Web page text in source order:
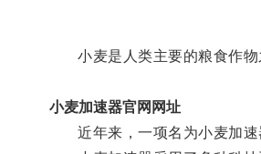
小麦是人类主要的粮食作物
小麦加速器官网网址
近年来，一项名为小麦加速